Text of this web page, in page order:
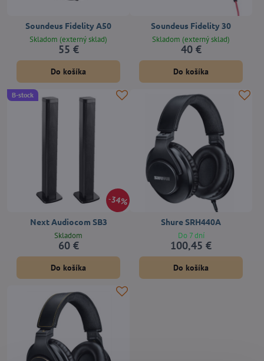
Soundeus Fidelity A50
Skladom (externý sklad)
55 €
Do košíka
Soundeus Fidelity 30
Skladom (externý sklad)
40 €
Do košíka
34%
B-stock
Next Audiocom SB3
Skladom
60 €
Do košíka
Shure SRH440A
Do 7 dní
100,45 €
Do košíka